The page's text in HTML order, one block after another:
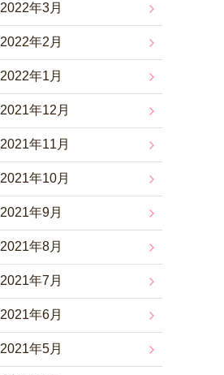
2022年3月
2022年2月
2022年1月
2021年12月
2021年11月
2021年10月
2021年9月
2021年8月
2021年7月
2021年6月
2021年5月